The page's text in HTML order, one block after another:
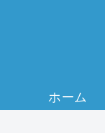
ホーム